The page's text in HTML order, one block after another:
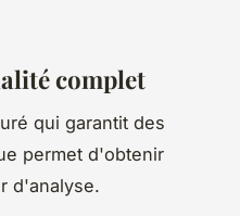
complet
qui garantit des
permet d'obtenir
d'analyse.